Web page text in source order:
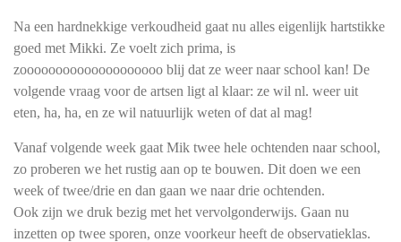
Na een hardnekkige verkoudheid gaat nu alles eigenlijk hartstikke
goed met Mikki. Ze voelt zich prima, is
zoooooooooooooooooooo blij dat ze weer naar school kan! De
volgende vraag voor de artsen ligt al klaar: ze wil nl. weer uit
eten, ha, ha, en ze wil natuurlijk weten of dat al mag!
Vanaf volgende week gaat Mik twee hele ochtenden naar school,
zo proberen we het rustig aan op te bouwen. Dit doen we een
week of twee/drie en dan gaan we naar drie ochtenden.
Ook zijn we druk bezig met het vervolgonderwijs. Gaan nu
inzetten op twee sporen, onze voorkeur heeft de observatieklas.